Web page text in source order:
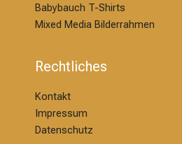
Babybauch T-Shirts
Mixed Media Bilderrahmen
Rechtliches
Kontakt
Impressum
Datenschutz